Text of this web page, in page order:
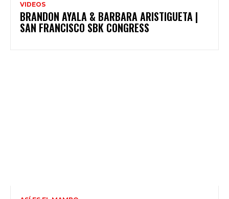
VIDEOS
BRANDON AYALA & BARBARA ARISTIGUETA |
SAN FRANCISCO SBK CONGRESS